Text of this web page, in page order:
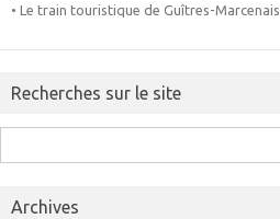
• Le train touristique de Guîtres-Marcenais
Recherches sur le site
Archives